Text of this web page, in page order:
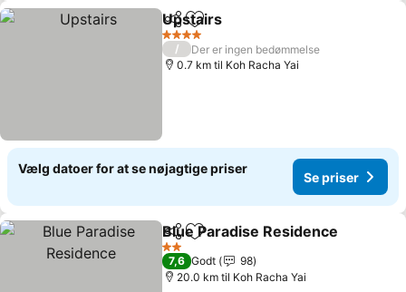
Del Føj til favoritter
Upstairs
4 Stjerner
/
Der er ingen bedømmelse
0.7 km til Koh Racha Yai
Vælg datoer for at se nøjagtige priser
Se priser
Del Føj til favoritter
Blue Paradise Residence
2 Stjerner
7,6 Godt
98
20.0 km til Koh Racha Yai